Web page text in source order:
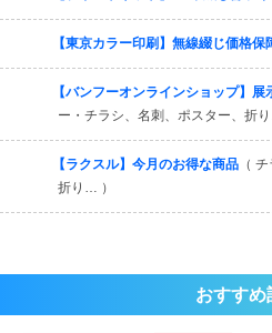
【東京カラー印刷】無線綴じ価格保
【バンフーオンラインショップ】
ー・チラシ、名刺、ポスター、折り
【ラクスル】今月のお得な商品 （
折り… ）
おすすめ